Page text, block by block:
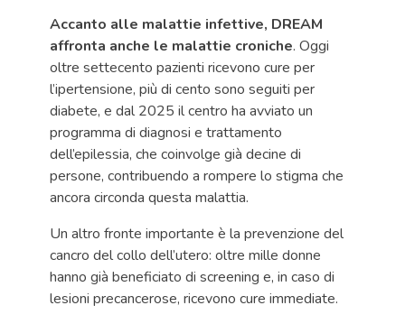
Accanto alle malattie infettive, DREAM
affronta anche le malattie croniche. Oggi
oltre settecento pazienti ricevono cure per
l’ipertensione, più di cento sono seguiti per
diabete, e dal 2025 il centro ha avviato un
programma di diagnosi e trattamento
dell’epilessia, che coinvolge già decine di
persone, contribuendo a rompere lo stigma che
ancora circonda questa malattia.
Un altro fronte importante è la prevenzione del
cancro del collo dell’utero: oltre mille donne
hanno già beneficiato di screening e, in caso di
lesioni precancerose, ricevono cure immediate.